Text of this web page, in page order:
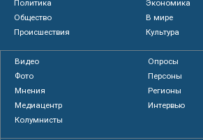
Политика
Экономика
Общество
В мире
Происшествия
Культура
Видео
Опросы
Фото
Персоны
Мнения
Регионы
Медиацентр
Интервью
Колумнисты